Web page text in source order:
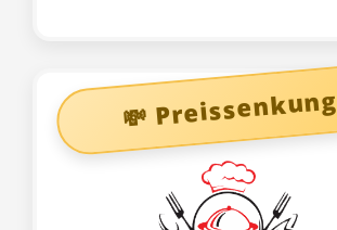
💸 Preissenkung